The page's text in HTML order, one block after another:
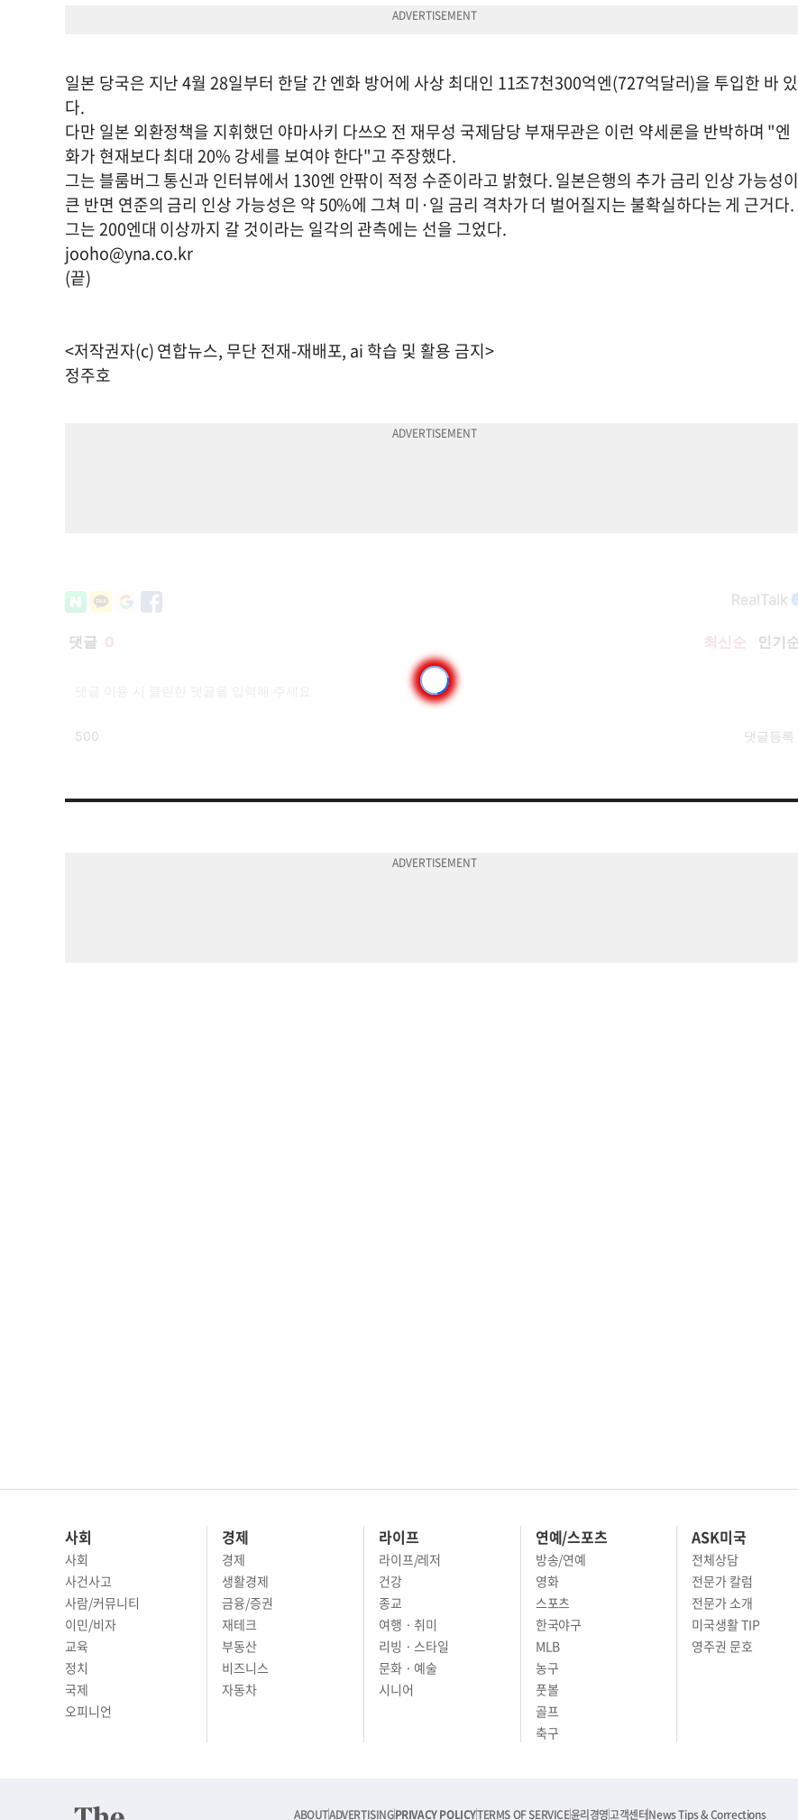
일본 당국은 지난 4월 28일부터 한달 간 엔화 방어에 사상 최대인 11조7천300억엔(727억달러)을 투입한 바 있
다.
다만 일본 외환정책을 지휘했던 야마사키 다쓰오 전 재무성 국제담당 부재무관은 이런 약세론을 반박하며 "엔
화가 현재보다 최대 20% 강세를 보여야 한다"고 주장했다.
그는 블룸버그 통신과 인터뷰에서 130엔 안팎이 적정 수준이라고 밝혔다. 일본은행의 추가 금리 인상 가능성이
큰 반면 연준의 금리 인상 가능성은 약 50%에 그쳐 미·일 금리 격차가 더 벌어질지는 불확실하다는 게 근거다.
그는 200엔대 이상까지 갈 것이라는 일각의 관측에는 선을 그었다.
jooho@yna.co.kr
(끝)
<저작권자(c) 연합뉴스, 무단 전재-재배포, ai 학습 및 활용 금지>
정주호
사회
사회
사건사고
사람/커뮤니티
이민/비자
교육
정치
국제
오피니언
경제
경제
생활경제
금융/증권
재테크
부동산
비즈니스
자동차
라이프
라이프/레저
건강
종교
여행 · 취미
리빙 · 스타일
문화 · 예술
시니어
연예/스포츠
방송/연예
영화
스포츠
한국야구
MLB
농구
풋볼
골프
축구
ASK미국
전체상담
전문가 칼럼
전문가 소개
미국생활 TIP
영주권 문호
ABOUTADVERTISINGPRIVACY POLICYTERMS OF SERVICE윤리경영고객센터News Tips & Corrections